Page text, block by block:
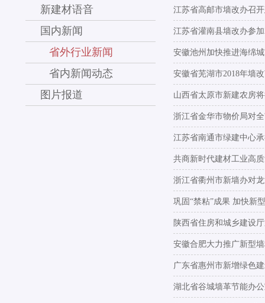
新建材语音
国内新闻
省外行业新闻
省内新闻动态
图片报道
江苏省高邮市墙改办召
江苏省灌南县墙改办参
安徽池州加快推进海绵
安徽省芜湖市2018年墙
山西省太原市新建农房
浙江省金华市物价局对
江苏省南通市绿建中心
共商新时代建材工业高
浙江省衢州市新墙办对
巩固“禁粘”成果 加快新
陕西省住房和城乡建设
安徽合肥大力推广新型
广东省惠州市新增绿色
湖北省谷城墙革节能办